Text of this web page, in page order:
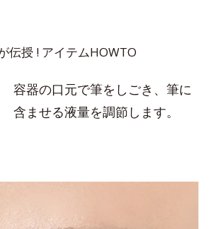
伝授 ! アイテムHOWTO
容器の口元で筆をしごき、筆に
含ませる液量を調節します。